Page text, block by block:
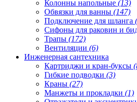
Колонны напольные (13)
Обвязки для ванны (147)
Подключение для шланга
Сифоны для раковин и
Трапы (172)
Вентиляции (6)
Инженерная сантехника
Картриджи и кран-буксы
Гибкие подводки (3)
Краны (27)
Манжеты и прокладки (1)